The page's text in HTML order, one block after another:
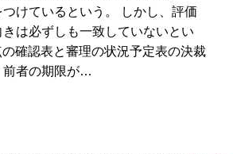
けているという。 しかし、評価
は必ずしも一致していないとい
確認表と審理の状況予定表の決裁
前者の期限が…